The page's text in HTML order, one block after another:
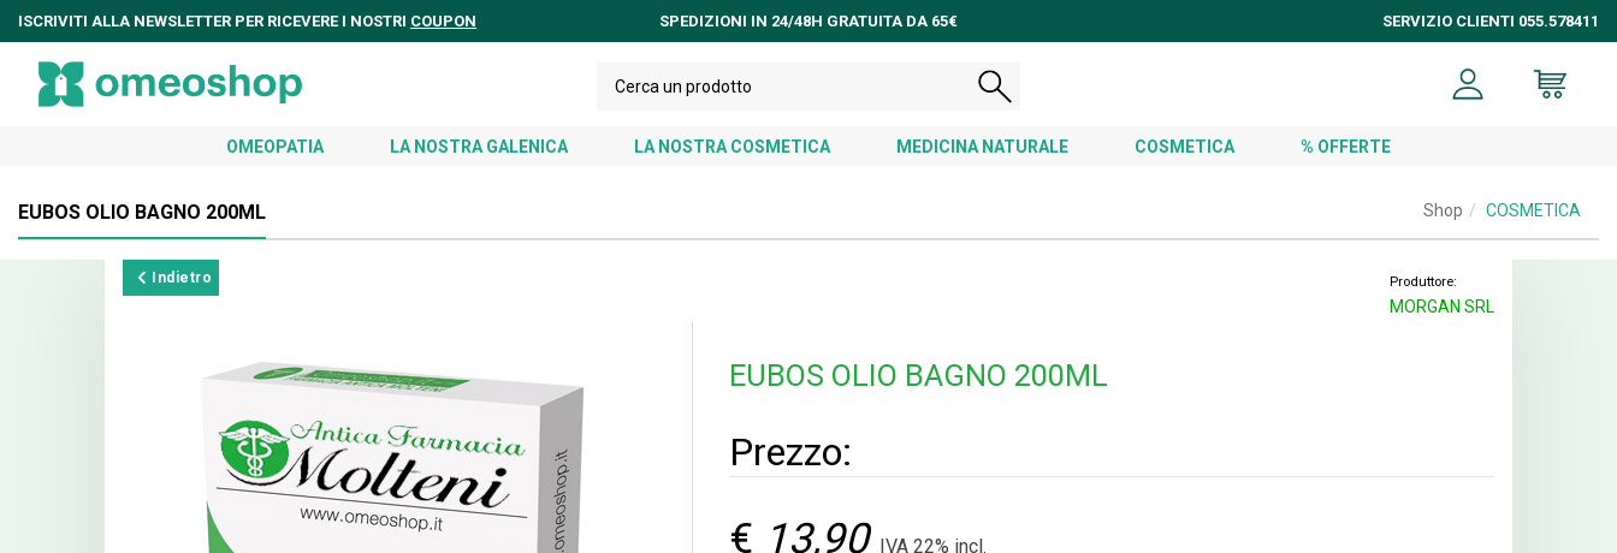
ISCRIVITI ALLA NEWSLETTER PER RICEVERE I NOSTRI COUPON SPEDIZIONI IN 24/48H GRATUITA DA 65€ SERVIZIO CLIENTI 055.578411
OMEOPATIA LA NOSTRA GALENICA LA NOSTRA COSMETICA MEDICINA NATURALE COSMETICA % OFFERTE
Shop COSMETICA
EUBOS OLIO BAGNO 200ML
Indietro Produttore:
MORGAN SRL
EUBOS OLIO BAGNO 200ML
Prezzo:
€ 13,90 IVA 22% incl.